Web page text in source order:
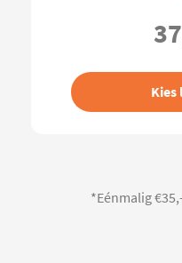
Kies
*Eénmalig